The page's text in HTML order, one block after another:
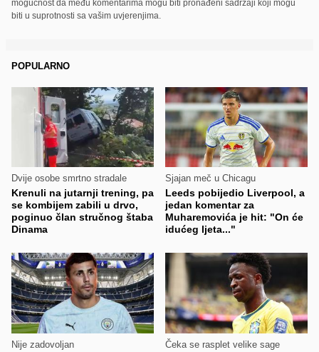
mogućnost da među komentarima mogu biti pronađeni sadržaji koji mogu
biti u suprotnosti sa vašim uvjerenjima.
POPULARNO
Dvije osobe smrtno stradale
Krenuli na jutarnji trening, pa
se kombijem zabili u drvo,
poginuo član stručnog štaba
Dinama
Sjajan meč u Chicagu
Leeds pobijedio Liverpool, a
jedan komentar za
Muharemovića je hit: "On će
idućeg ljeta..."
Nije zadovoljan Čeka se rasplet velike sage